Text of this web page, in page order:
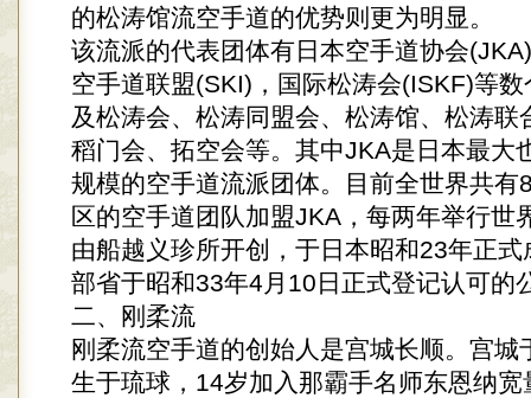
的松涛馆流空手道的优势则更为明显。
该流派的代表团体有日本空手道协会
空手道联盟(SKI)，国际松涛会(ISKF)等
及松涛会、松涛同盟会、松涛馆、松涛联
稻门会、拓空会等。其中JKA是日本最大
规模的空手道流派团体。目前全世界共有
区的空手道团队加盟JKA，每两年举行世
由船越义珍所开创，于日本昭和23年正式
部省于昭和33年4月10日正式登记认可的
二、刚柔流
刚柔流空手道的创始人是宫城长顺。宫城
生于琉球，14岁加入那霸手名师东恩纳